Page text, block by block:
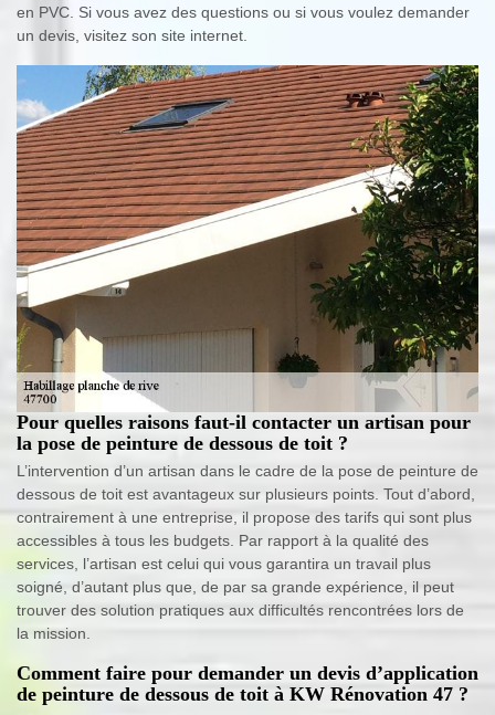
en PVC. Si vous avez des questions ou si vous voulez demander
un devis, visitez son site internet.
Pour quelles raisons faut-il contacter un artisan pour
la pose de peinture de dessous de toit ?
L’intervention d’un artisan dans le cadre de la pose de peinture de
dessous de toit est avantageux sur plusieurs points. Tout d’abord,
contrairement à une entreprise, il propose des tarifs qui sont plus
accessibles à tous les budgets. Par rapport à la qualité des
services, l’artisan est celui qui vous garantira un travail plus
soigné, d’autant plus que, de par sa grande expérience, il peut
trouver des solution pratiques aux difficultés rencontrées lors de
la mission.
Comment faire pour demander un devis d’application
de peinture de dessous de toit à KW Rénovation 47 ?